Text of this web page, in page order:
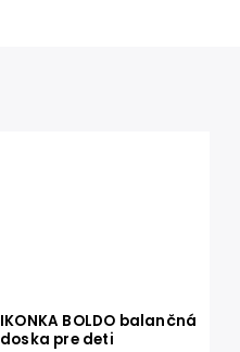
IKONKA BOLDO balančná
doska pre deti